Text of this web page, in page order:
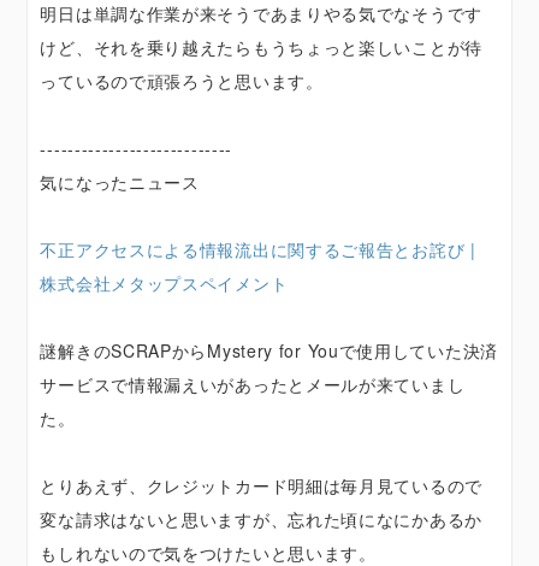
明日は単調な作業が来そうであまりやる気でなそうです
けど、それを乗り越えたらもうちょっと楽しいことが待
っているので頑張ろうと思います。
----------------------------
気になったニュース
不正アクセスによる情報流出に関するご報告とお詫び |
株式会社メタップスペイメント
謎解きのSCRAPからMystery for Youで使用していた決済
サービスで情報漏えいがあったとメールが来ていまし
た。
とりあえず、クレジットカード明細は毎月見ているので
変な請求はないと思いますが、忘れた頃になにかあるか
もしれないので気をつけたいと思います。